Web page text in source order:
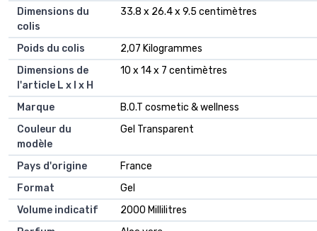
Dimensions du
colis
‎33.8 x 26.4 x 9.5 centimètres
Poids du colis
‎2,07 Kilogrammes
Dimensions de
l'article L x l x H
‎10 x 14 x 7 centimètres
Marque
‎B.O.T cosmetic & wellness
Couleur du
modèle
‎Gel Transparent
Pays d'origine
‎France
Format
‎Gel
Volume indicatif
‎2000 Millilitres